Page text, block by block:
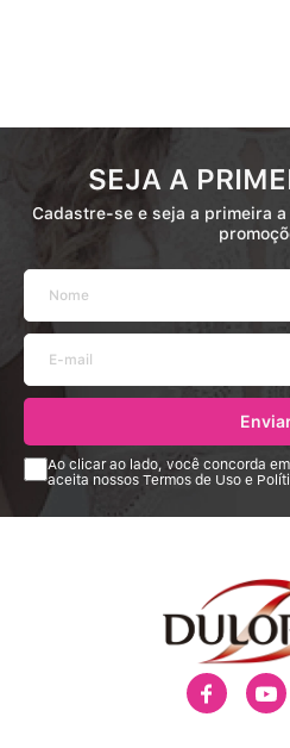
SEJA A
Cadastre-se e seja a primeira
Ao clicar ao lado, você concorda
aceita nossos Termos de Uso e